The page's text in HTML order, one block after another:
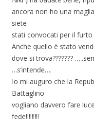
ancora non ho una
siete
stati convocati per il furto
Anche quello è stato
dove si trova???????
…s’intende….
Io mi auguro che la
Battaglino
vogliano davvero fare
fede!!!!!!!!!